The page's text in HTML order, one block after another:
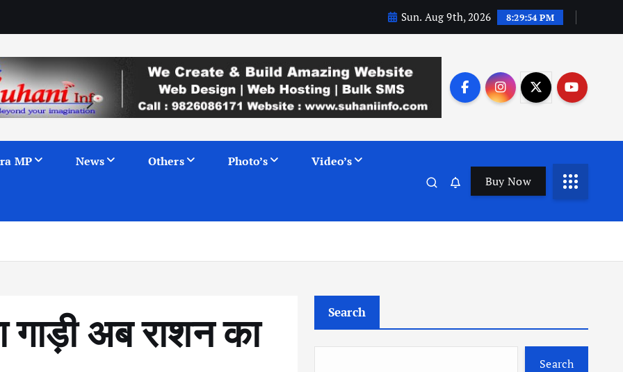
Sun. Aug 9th, 2026 8:29:55 PM
MP News Others Photo’s Video’s
Buy Now
अब राशन का
Search
Search